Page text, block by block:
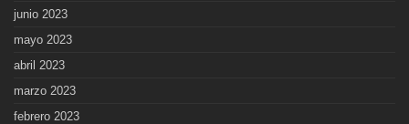
junio 2023
mayo 2023
abril 2023
marzo 2023
febrero 2023